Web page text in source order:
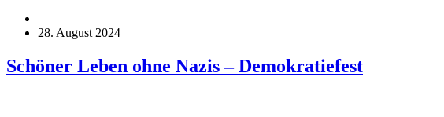
28. August 2024
Schöner Leben ohne Nazis – Demokratiefest